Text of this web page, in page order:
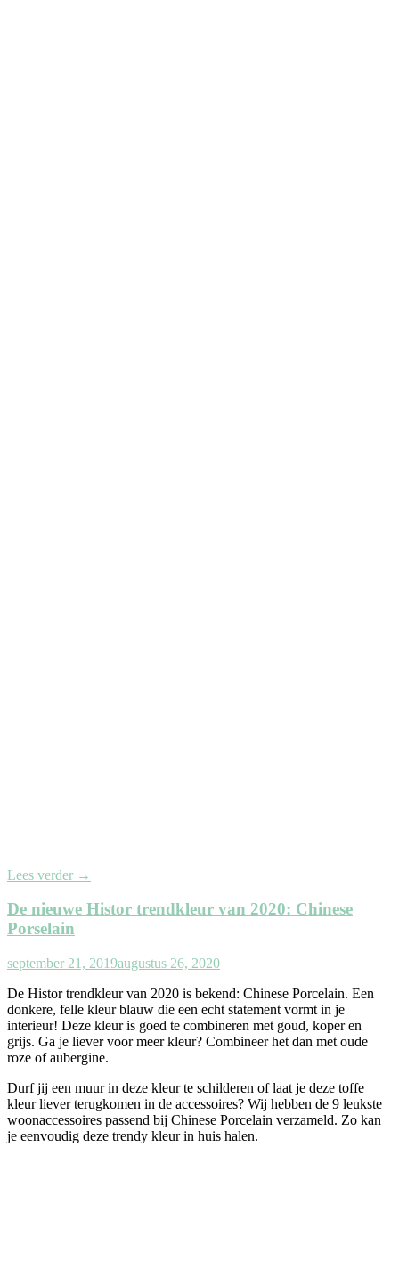
Lees verder →
De nieuwe Histor trendkleur van 2020: Chinese
Porselain
september 21, 2019augustus 26, 2020
De Histor trendkleur van 2020 is bekend: Chinese Porcelain. Een
donkere, felle kleur blauw die een echt statement vormt in je
interieur! Deze kleur is goed te combineren met goud, koper en
grijs. Ga je liever voor meer kleur? Combineer het dan met oude
roze of aubergine.
Durf jij een muur in deze kleur te schilderen of laat je deze toffe
kleur liever terugkomen in de accessoires? Wij hebben de 9 leukste
woonaccessoires passend bij Chinese Porcelain verzameld. Zo kan
je eenvoudig deze trendy kleur in huis halen.